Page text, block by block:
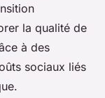
la qualité de
à des
sociaux liés